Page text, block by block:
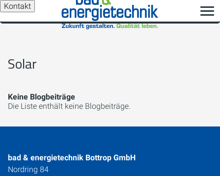
Kontakt
Solar
Keine Blogbeiträge
Die Liste enthält keine Blogbeiträge.
bad & energietechnik Bottrop GmbH
Nordring 84